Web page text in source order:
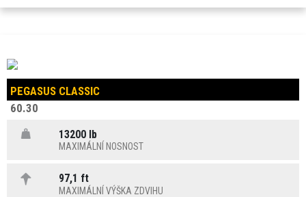
PEGASUS CLASSIC
60.30
13200 lb
MAXIMÁLNÍ NOSNOST
97,1 ft
MAXIMÁLNÍ VÝŠKA ZDVIHU